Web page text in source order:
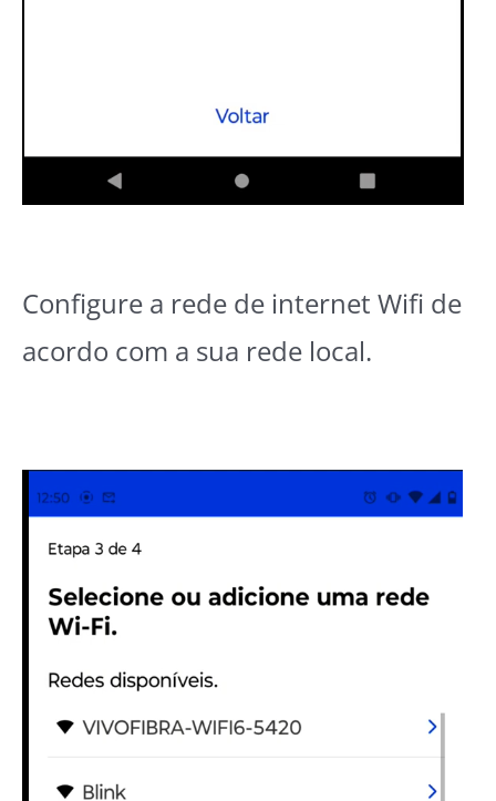
Configure a rede de internet Wifi de
acordo com a sua rede local.